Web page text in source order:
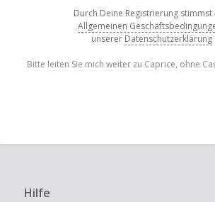
Durch Deine Registrierung stimmst
Allgemeinen
unserer Datenschutzerklärung
Bitte leiten Sie mich weiter zu Caprice, ohne
Hilfe